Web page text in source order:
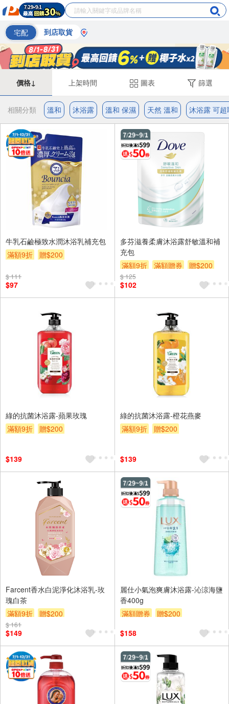
宅配 到店取貨
價格↓ 上架時間 圖表 篩選
相關分類 溫和 沐浴露 溫和 保濕 天然 溫和 沐浴露 可超
牛乳石鹼極致水潤沐浴乳補充包
滿額9折
贈$200
$ 111
$97
多芬滋養柔膚沐浴露舒敏溫和補
充包
滿額9折
滿額贈券 贈$200
$ 125
$102
綠的抗菌沐浴露-蘋果玫瑰
滿額9折
贈$200
$139
綠的抗菌沐浴露-橙花燕麥
滿額9折
贈$200
$139
Farcent香水白泥淨化沐浴乳-玫
瑰白茶
滿額9折
贈$200
$ 161
$149
麗仕小氣泡爽膚沐浴露-沁涼海鹽
香400g
滿額贈券
贈$200
$158